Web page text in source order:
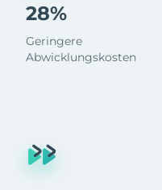
28%
Geringere
Abwicklungskosten